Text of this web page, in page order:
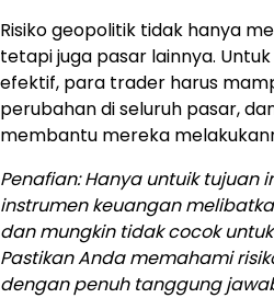
Risiko geopolitik tidak hanya
tetapi juga pasar lainnya.
efektif, para trader harus
perubahan di seluruh pasar,
membantu mereka
Penafian: Hanya untuik tujuan
instrumen keuangan
dan mungkin tidak cocok
Pastikan Anda memahami
dengan penuh tanggung